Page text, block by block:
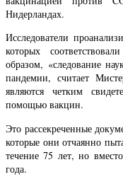
Нидерландах.
Исследователи
которых
образом, «следование
пандемии, считает
являются четким
помощью вакцин.
Это рассекреченные
которые они отчаянно
течение 75 лет, но
года.